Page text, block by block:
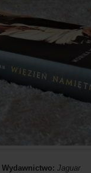
Wydawnictwo: Jaguar